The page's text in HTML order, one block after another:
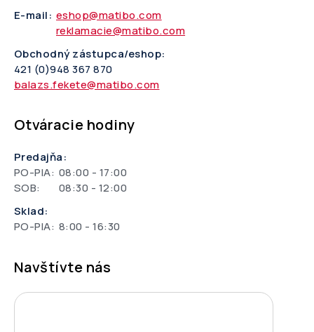
E-mail: eshop@matibo.com
reklamacie@matibo.com
Obchodný zástupca/eshop:
421 (0)948 367 870
balazs.fekete@matibo.com
Otváracie hodiny
Predajňa:
PO-PIA: 08:00 - 17:00
SOB:
08:30 - 12:00
Sklad:
PO-PIA: 8:00 - 16:30
Navštívte nás